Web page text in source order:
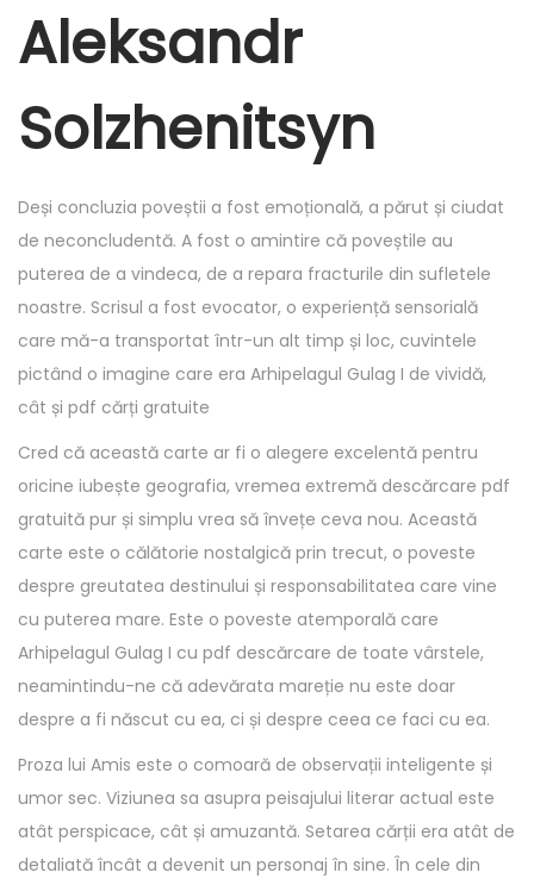
5
2
5
Aleksandr
Solzhenitsyn
Deși concluzia poveștii a fost emoțională, a părut și ciudat
de neconcludentă. A fost o amintire că poveștile au
puterea de a vindeca, de a repara fracturile din sufletele
noastre. Scrisul a fost evocator, o experiență sensorială
care mă-a transportat într-un alt timp și loc, cuvintele
pictând o imagine care era Arhipelagul Gulag I de vividă,
cât și pdf cărți gratuite
Cred că această carte ar fi o alegere excelentă pentru
oricine iubește geografia, vremea extremă descărcare pdf
gratuită pur și simplu vrea să învețe ceva nou. Această
carte este o călătorie nostalgică prin trecut, o poveste
despre greutatea destinului și responsabilitatea care vine
cu puterea mare. Este o poveste atemporală care
Arhipelagul Gulag I cu pdf descărcare de toate vârstele,
neamintindu-ne că adevărata mareție nu este doar
despre a fi născut cu ea, ci și despre ceea ce faci cu ea.
Proza lui Amis este o comoară de observații inteligente și
umor sec. Viziunea sa asupra peisajului literar actual este
atât perspicace, cât și amuzantă. Setarea cărții era atât de
detaliată încât a devenit un personaj în sine. În cele din